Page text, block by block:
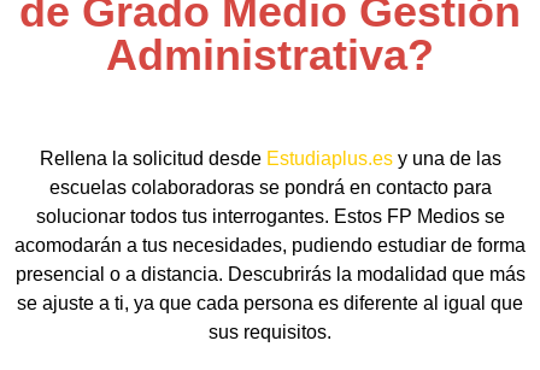
de Grado Medio Gestión
Administrativa?
Rellena la solicitud desde Estudiaplus.esy una de las
escuelas colaboradoras se pondrá en contacto para
solucionar todos tus interrogantes. Estos FP Medios se
acomodarán a tus necesidades, pudiendo estudiar de forma
presencial o a distancia. Descubrirás la modalidad que más
se ajuste a ti, ya que cada persona es diferente al igual que
sus requisitos.